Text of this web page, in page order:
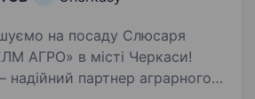
АГРО» в місті Черкаси!
партнер аграрного